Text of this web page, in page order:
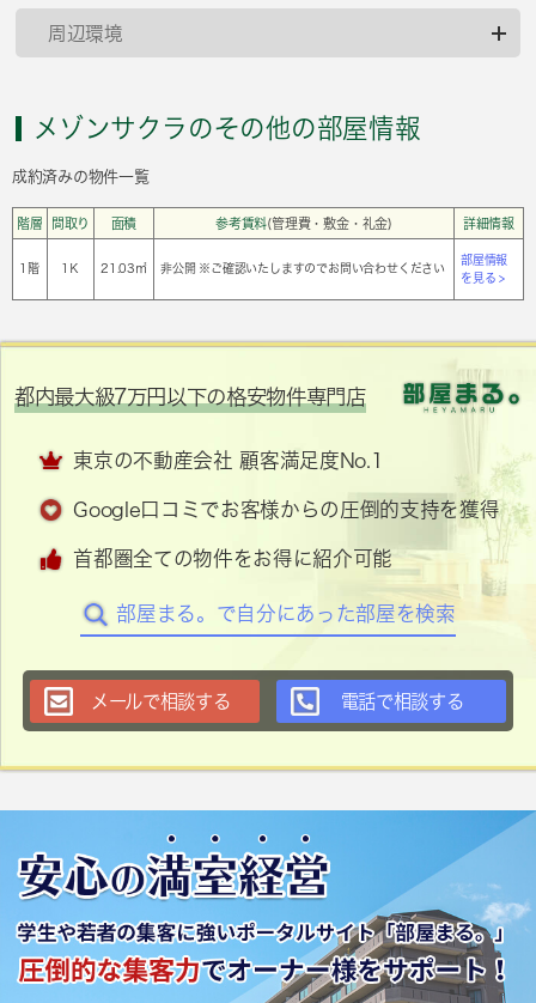
周辺環境
メゾンサクラのその他の部屋情報
成約済みの物件一覧
階層 間取り 面積 参考賃料(管理費・敷金・礼金) 詳細情報
1階 1Ｋ 21.03㎡ 非公開 ※ご確認いたしますのでお問い合わせください
部屋情報
を見る >
都内最大級7万円以下の格安物件専門店
東京の不動産会社 顧客満足度No.1
Google口コミでお客様からの圧倒的支持を獲得
首都圏全ての物件をお得に紹介可能
部屋まる。で自分にあった部屋を検索
メールで相談する 電話で相談する